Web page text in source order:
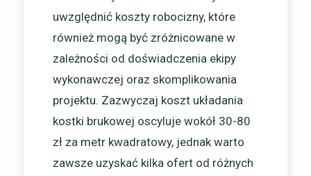
uwzględnić koszty robocizny, które
również mogą być zróżnicowane w
zależności od doświadczenia ekipy
wykonawczej oraz skomplikowania
projektu. Zazwyczaj koszt układania
kostki brukowej oscyluje wokół 30-80
zł za metr kwadratowy, jednak warto
zawsze uzyskać kilka ofert od różnych